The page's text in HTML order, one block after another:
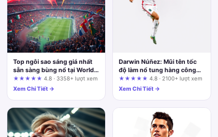
Top ngôi sao sáng giá nhất
sẵn sàng bùng nổ tại World
Cup 2026
★★★★★ 4.8 · 3358+ lượt xem
Xem Chi Tiết →
Darwin Núñez: Mũi tên tốc
độ làm nổ tung hàng công
Liverpool và câu chuyện
Sky88
★★★★★ 4.8 · 2100+ lượt xem
Xem Chi Tiết →